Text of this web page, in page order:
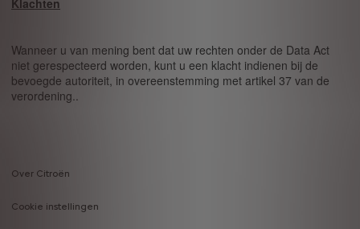
Klachten
Wanneer u van mening bent dat uw rechten onder de Data Act
niet gerespecteerd worden, kunt u een klacht indienen bij de
bevoegde autoriteit, in overeenstemming met artikel 37 van de
verordening..
menu
Over Citroën
Cookie instellingen